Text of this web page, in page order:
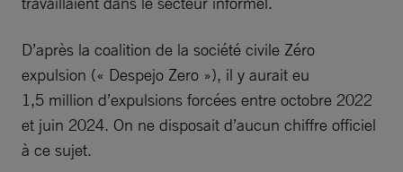
D’après la coalition de la société civile Zéro
expulsion (« Despejo Zero »), il y aurait eu
1,5 million d’expulsions forcées entre octobre 2022
et juin 2024. On ne disposait d’aucun chiffre officiel
à ce sujet.